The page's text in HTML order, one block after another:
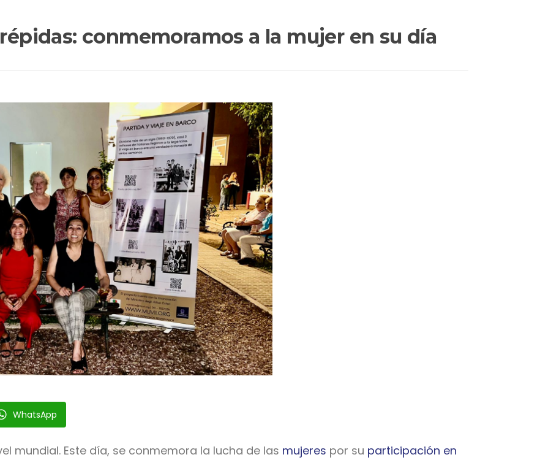
conmemoramos a la mujer en su día
WhatsApp
mundial. Este día, se conmemora la lucha de las mujeres por su participación en